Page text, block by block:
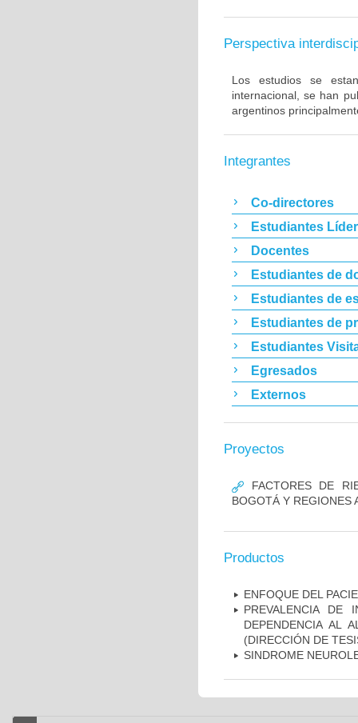
Perspectiva
Los estudios se
internacional, se han
argentinos
Integrantes
Co-directores
Estudiantes
Docentes
Estudiantes de
Estudiantes de
Estudiantes de
Estudiantes
Egresados
Externos
Proyectos
FACTORES DE
BOGOTÁ Y REGIONES
Productos
ENFOQUE DEL
PREVALENCIA DE
DEPENDENCIA AL
(DIRECCIÓN DE
SINDROME